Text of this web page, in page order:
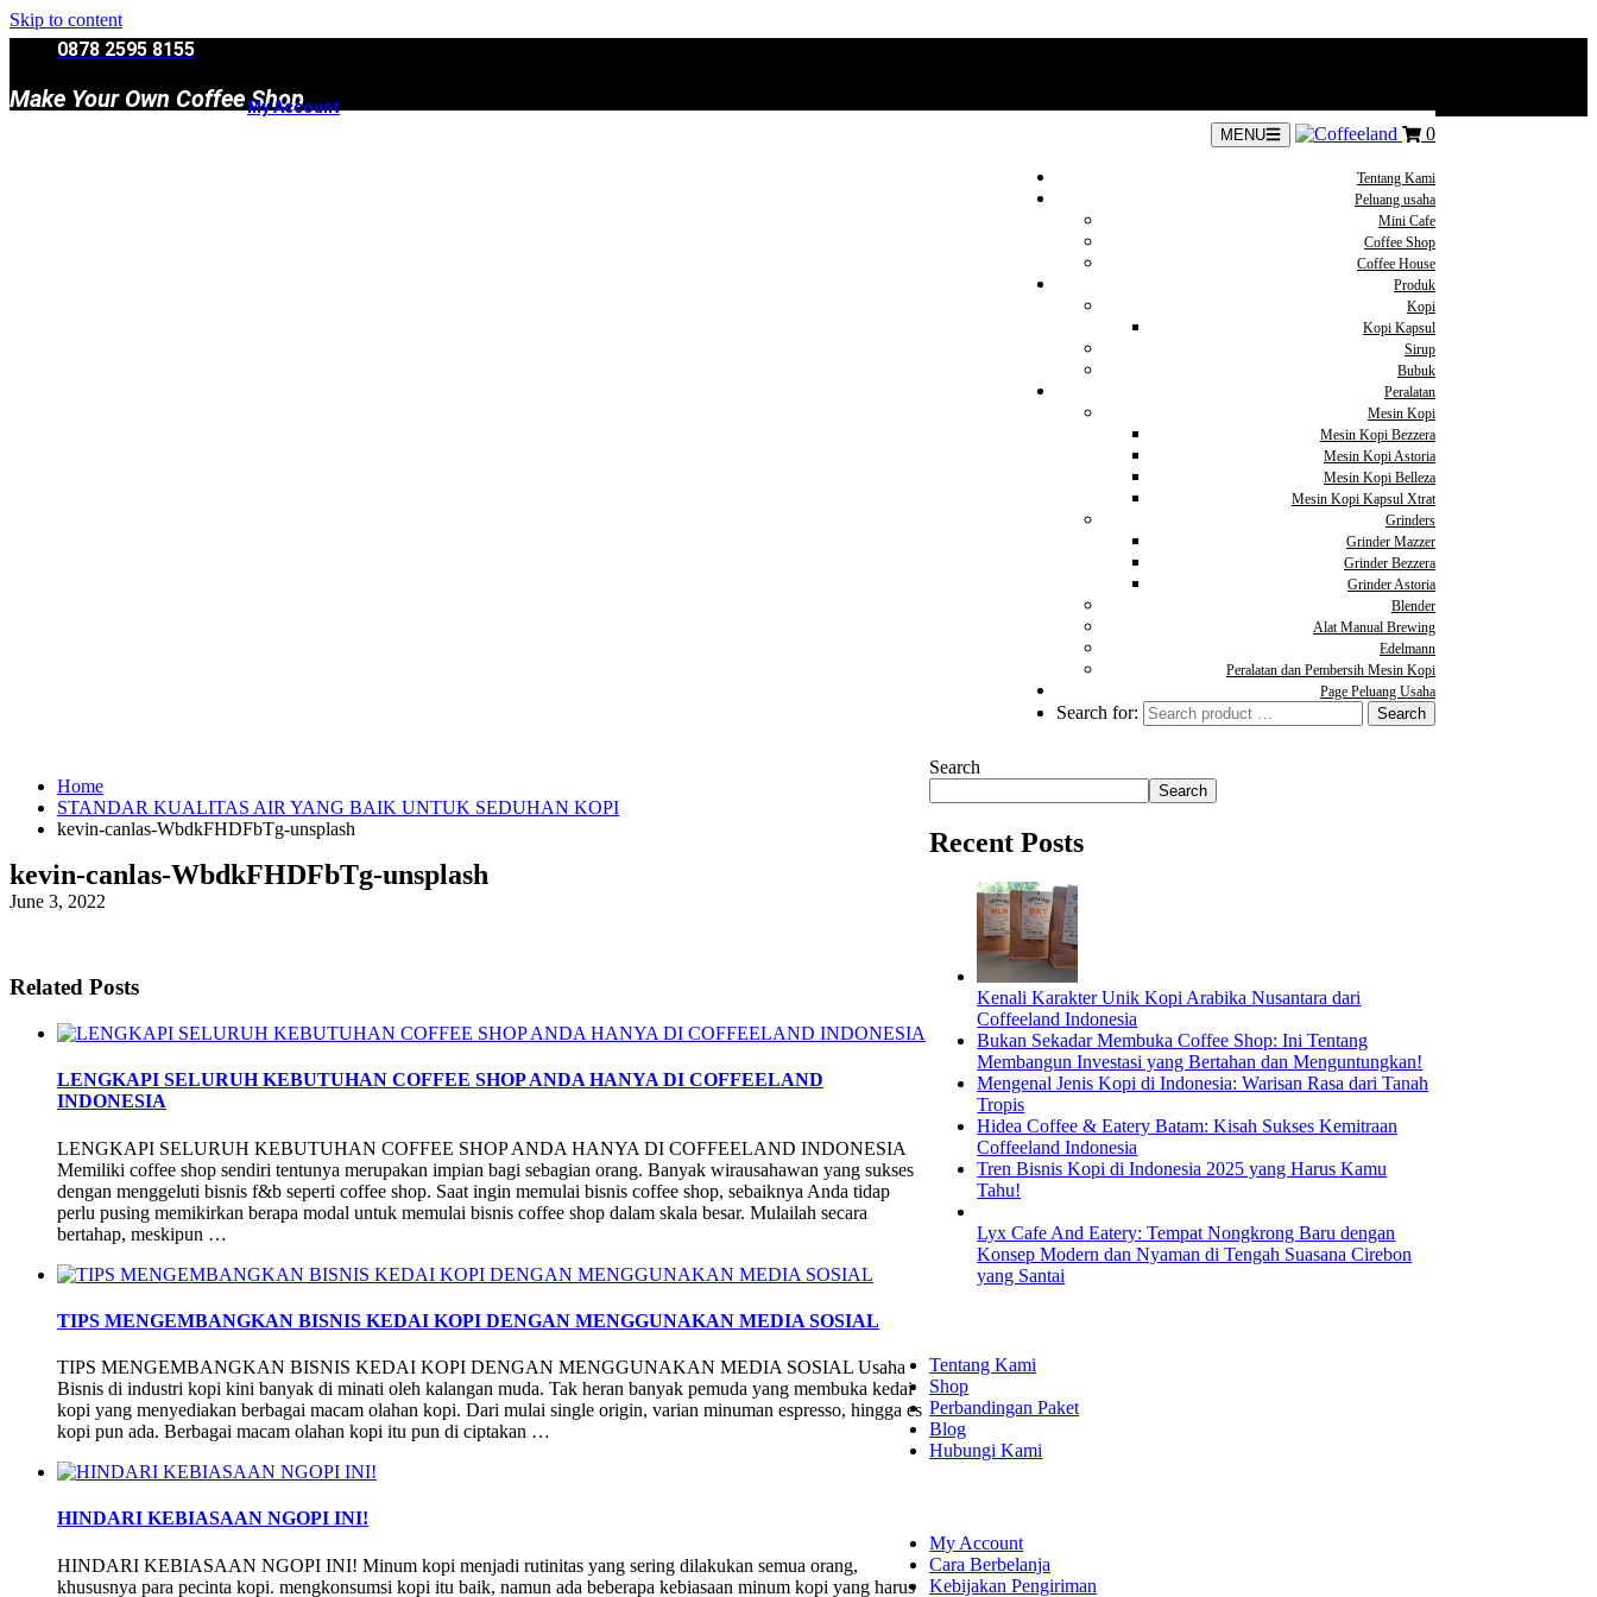
Skip to content
0878 2595 8155
Make Your Own Coffee Shop
My Account
MENU 0
Tentang Kami
Peluang usaha
Mini Cafe
Coffee Shop
Coffee House
Produk
Kopi
Kopi Kapsul
Sirup
Bubuk
Peralatan
Mesin Kopi
Mesin Kopi Bezzera
Mesin Kopi Astoria
Mesin Kopi Belleza
Mesin Kopi Kapsul Xtrat
Grinders
Grinder Mazzer
Grinder Bezzera
Grinder Astoria
Blender
Alat Manual Brewing
Edelmann
Peralatan dan Pembersih Mesin Kopi
Page Peluang Usaha
Search for:
Home
STANDAR KUALITAS AIR YANG BAIK UNTUK SEDUHAN KOPI
kevin-canlas-WbdkFHDFbTg-unsplash
kevin-canlas-WbdkFHDFbTg-unsplash
June 3, 2022
Related Posts
LENGKAPI SELURUH KEBUTUHAN COFFEE SHOP ANDA HANYA DI COFFEELAND
INDONESIA
LENGKAPI SELURUH KEBUTUHAN COFFEE SHOP ANDA HANYA DI COFFEELAND INDONESIA
Memiliki coffee shop sendiri tentunya merupakan impian bagi sebagian orang. Banyak wirausahawan yang sukses
dengan menggeluti bisnis f&b seperti coffee shop. Saat ingin memulai bisnis coffee shop, sebaiknya Anda tidap
perlu pusing memikirkan berapa modal untuk memulai bisnis coffee shop dalam skala besar. Mulailah secara
bertahap, meskipun …
TIPS MENGEMBANGKAN BISNIS KEDAI KOPI DENGAN MENGGUNAKAN MEDIA SOSIAL
TIPS MENGEMBANGKAN BISNIS KEDAI KOPI DENGAN MENGGUNAKAN MEDIA SOSIAL Usaha
Bisnis di industri kopi kini banyak di minati oleh kalangan muda. Tak heran banyak pemuda yang membuka kedai
kopi yang menyediakan berbagai macam olahan kopi. Dari mulai single origin, varian minuman espresso, hingga es
kopi pun ada. Berbagai macam olahan kopi itu pun di ciptakan …
HINDARI KEBIASAAN NGOPI INI!
HINDARI KEBIASAAN NGOPI INI! Minum kopi menjadi rutinitas yang sering dilakukan semua orang,
khususnya para pecinta kopi. mengkonsumsi kopi itu baik, namun ada beberapa kebiasaan minum kopi yang harus
Search
Search
Recent Posts
Kenali Karakter Unik Kopi Arabika Nusantara dari
Coffeeland Indonesia
Bukan Sekadar Membuka Coffee Shop: Ini Tentang
Membangun Investasi yang Bertahan dan Menguntungkan!
Mengenal Jenis Kopi di Indonesia: Warisan Rasa dari Tanah
Tropis
Hidea Coffee & Eatery Batam: Kisah Sukses Kemitraan
Coffeeland Indonesia
Tren Bisnis Kopi di Indonesia 2025 yang Harus Kamu
Tahu!
Lyx Cafe And Eatery: Tempat Nongkrong Baru dengan
Konsep Modern dan Nyaman di Tengah Suasana Cirebon
yang Santai
Tentang Kami
Shop
Perbandingan Paket
Blog
Hubungi Kami
My Account
Cara Berbelanja
Kebijakan Pengiriman